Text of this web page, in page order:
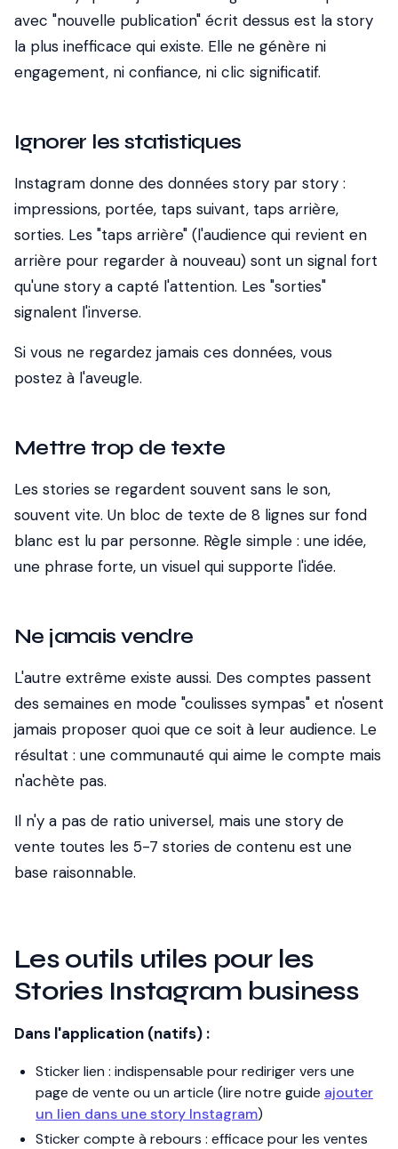
avec "nouvelle publication" écrit dessus est la story
la plus inefficace qui existe. Elle ne génère ni
engagement, ni confiance, ni clic significatif.
Ignorer les statistiques
Instagram donne des données story par story :
impressions, portée, taps suivant, taps arrière,
sorties. Les "taps arrière" (l'audience qui revient en
arrière pour regarder à nouveau) sont un signal fort
qu'une story a capté l'attention. Les "sorties"
signalent l'inverse.
Si vous ne regardez jamais ces données, vous
postez à l'aveugle.
Mettre trop de texte
Les stories se regardent souvent sans le son,
souvent vite. Un bloc de texte de 8 lignes sur fond
blanc est lu par personne. Règle simple : une idée,
une phrase forte, un visuel qui supporte l'idée.
Ne jamais vendre
L'autre extrême existe aussi. Des comptes passent
des semaines en mode "coulisses sympas" et n'osent
jamais proposer quoi que ce soit à leur audience. Le
résultat : une communauté qui aime le compte mais
n'achète pas.
Il n'y a pas de ratio universel, mais une story de
vente toutes les 5-7 stories de contenu est une
base raisonnable.
Les outils utiles pour les
Stories Instagram business
Dans l'application (natifs) :
Sticker lien : indispensable pour rediriger vers une
page de vente ou un article (lire notre guide ajouter
un lien dans une story Instagram)
Sticker compte à rebours : efficace pour les ventes